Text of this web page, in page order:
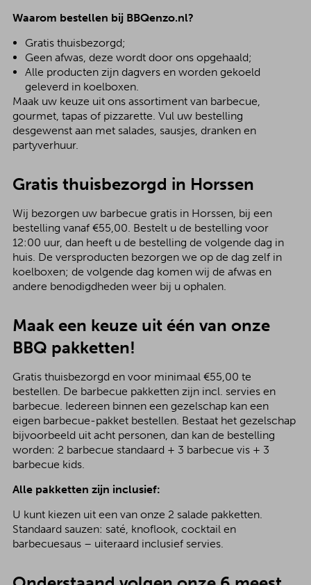
Waarom bestellen bij BBQenzo.nl?
Gratis thuisbezorgd;
Geen afwas, deze wordt door ons opgehaald;
Alle producten zijn dagvers en worden gekoeld
geleverd in koelboxen.
Maak uw keuze uit ons assortiment van barbecue,
gourmet, tapas of pizzarette. Vul uw bestelling
desgewenst aan met salades, sausjes, dranken en
partyverhuur.
Gratis thuisbezorgd in Horssen
Wij bezorgen uw barbecue gratis in Horssen, bij een
bestelling vanaf €55,00. Bestelt u de bestelling voor
12:00 uur, dan heeft u de bestelling de volgende dag in
huis. De versproducten bezorgen we op de dag zelf in
koelboxen; de volgende dag komen wij de afwas en
andere benodigdheden weer bij u ophalen.
Maak een keuze uit één van onze
BBQ pakketten!
Gratis thuisbezorgd en voor minimaal €55,00 te
bestellen. De barbecue pakketten zijn incl. servies en
barbecue. Iedereen binnen een gezelschap kan een
eigen barbecue-pakket bestellen. Bestaat het gezelschap
bijvoorbeeld uit acht personen, dan kan de bestelling
worden: 2 barbecue standaard + 3 barbecue vis + 3
barbecue kids.
Alle pakketten zijn inclusief:
U kunt kiezen uit een van onze 2 salade pakketten.
Standaard sauzen: saté, knoflook, cocktail en
barbecuesaus – uiteraard inclusief servies.